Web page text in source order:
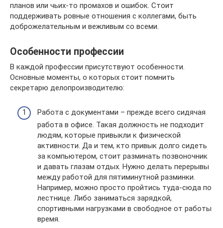
планов или чьих-то промахов и ошибок. Стоит
поддерживать ровные отношения с коллегами, быть
доброжелательным и вежливым со всеми.
Особенности профессии
В каждой профессии присутствуют особенности.
Основные моменты, о которых стоит помнить
секретарю делопроизводителю:
Работа с документами – прежде всего сидячая
работа в офисе. Такая должность не подходит
людям, которые привыкли к физической
активности. Да и тем, кто привык долго сидеть
за компьютером, стоит разминать позвоночник
и давать глазам отдых. Нужно делать перерывы
между работой для пятиминутной разминки.
Например, можно просто пройтись туда-сюда по
лестнице. Либо заниматься зарядкой,
спортивными нагрузками в свободное от работы
время.